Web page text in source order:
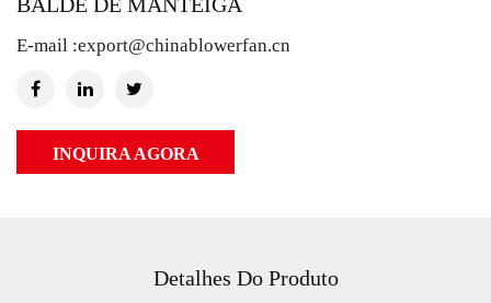
E-mail :export@chinablowerfan.cn
INQUIRA AGORA
Detalhes Do Produto